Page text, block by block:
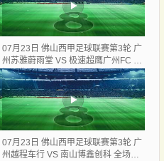
07月23日 佛山西甲足球联赛第3轮 广
州苏雅蔚雨堂 VS 极速超鹰广州FC 全
场录像
07月23日 佛山西甲足球联赛第3轮 广
州越程车行 VS 南山博鑫创科 全场录